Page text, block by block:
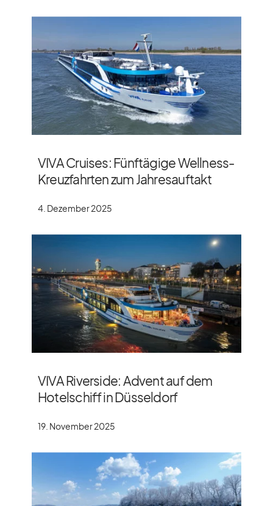
VIVA Cruises: Fünftägige Wellness-
Kreuzfahrten zum Jahresauftakt
4. Dezember 2025
VIVA Riverside: Advent auf dem
Hotelschiff in Düsseldorf
19. November 2025